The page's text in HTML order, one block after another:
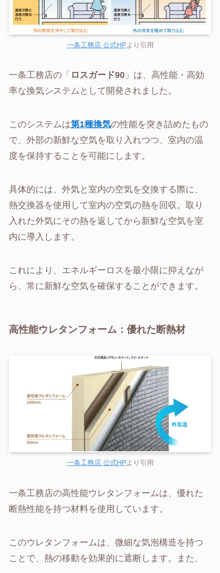
一条工務店 公式HPより引用
一条工務店の「 ロスガード90」は、高性能・高効
率な換気システムとして開発されました。
このシステムは第1種換気の性能を突き詰めたもの
で、外部の新鮮な空気を取り入れつつ、室内の温
度を保持することを可能にします。
具体的には、外気と室内の空気を交換する際に、
熱交換器を使用して室内の空気の熱を回収。取り
入れた外気にその熱を返してから新鮮な空気を室
内に導入します。
これにより、エネルギーロスを最小限に抑えなが
ら、常に新鮮な空気を確保することができます。
高性能ウレタンフォーム：優れた断熱材
一条工務店 公式HPより引用
一条工務店の高性能ウレタンフォームは、優れた
断熱性能を持つ材料を使用しています。
このウレタンフォームは、微細な気泡構造を持つ
ことで、熱の移動を効果的に遮断します。また、